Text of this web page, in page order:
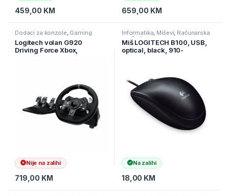
459,00 KM 659,00 KM
Dodaci za konzole, Gaming
Logitech volan G920
Driving Force Xbox,
Nije na zalihi
719,00 KM
Informatika, Miševi, Računarska
periferija
Miš LOGITECH B100, USB,
optical, black, 910-
Na zalihi
18,00 KM